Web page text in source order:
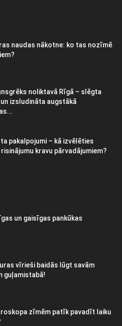
naudas nākotne: ko tas nozīmē
noliktavā Rīgā – slēgta
izsludināta augstākā
pakalpojumi – kā izvēlēties
kravu pārvadājumiem?
un gaisīgas pankūkas
vīrieši baidās lūgt savām
guļamistabā!
zīmēm patīk pavadīt laiku